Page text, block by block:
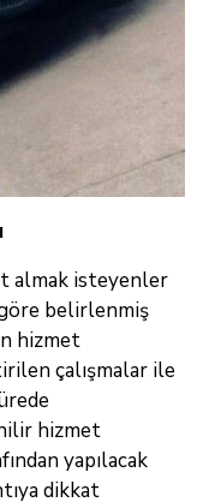
almak isteyenler
belirlenmiş
hizmet
çalışmalar ile
hizmet
yapılacak
dikkat